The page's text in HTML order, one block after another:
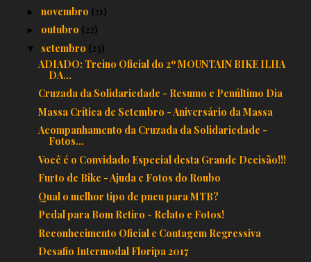
► novembro (21)
► outubro (22)
▼ setembro (23)
ADIADO: Treino Oficial do 2º MOUNTAIN BIKE ILHA
DA...
Cruzada da Solidariedade - Resumo e Penúltimo Dia
Massa Crítica de Setembro - Aniversário da Massa
Acompanhamento da Cruzada da Solidariedade -
Fotos...
Você é o Convidado Especial desta Grande Decisão!!!
Furto de Bike - Ajuda e Fotos do Roubo
Qual o melhor tipo de pneu para MTB?
Pedal para Bom Retiro - Relato e Fotos!
Reconhecimento Oficial e Contagem Regressiva
Desafio Intermodal Floripa 2017